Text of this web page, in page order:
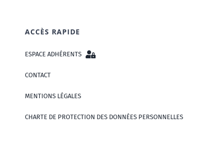
ACCÈS RAPIDE
ESPACE ADHÉRENTS
CONTACT
MENTIONS LÉGALES
CHARTE DE PROTECTION DES DONNÉES PERSONNELLES